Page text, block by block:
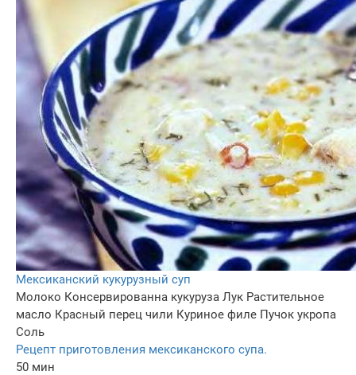
Мексиканский кукурузный суп
Молоко Консервированна кукуруза Лук Растительное
масло Красный перец чили Куриное филе Пучок укропа
Соль
Рецепт приготовления мексиканского супа.
50 мин